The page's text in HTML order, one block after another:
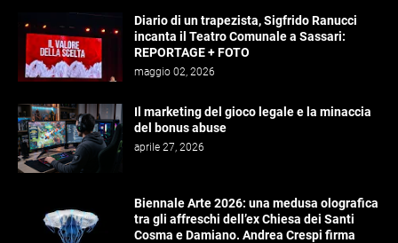
Diario di un trapezista, Sigfrido Ranucci
incanta il Teatro Comunale a Sassari:
REPORTAGE + FOTO
maggio 02, 2026
Il marketing del gioco legale e la minaccia
del bonus abuse
aprile 27, 2026
Biennale Arte 2026: una medusa olografica
tra gli affreschi dell’ex Chiesa dei Santi
Cosma e Damiano. Andrea Crespi firma